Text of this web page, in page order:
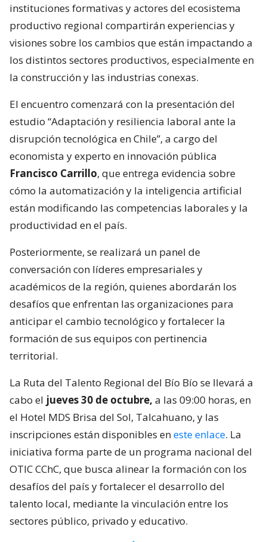
instituciones formativas y actores del ecosistema
productivo regional compartirán experiencias y
visiones sobre los cambios que están impactando a
los distintos sectores productivos, especialmente en
la construcción y las industrias conexas.
El encuentro comenzará con la presentación del
estudio “Adaptación y resiliencia laboral ante la
disrupción tecnológica en Chile”, a cargo del
economista y experto en innovación pública
Francisco Carrillo, que entrega evidencia sobre
cómo la automatización y la inteligencia artificial
están modificando las competencias laborales y la
productividad en el país.
Posteriormente, se realizará un panel de
conversación con líderes empresariales y
académicos de la región, quienes abordarán los
desafíos que enfrentan las organizaciones para
anticipar el cambio tecnológico y fortalecer la
formación de sus equipos con pertinencia
territorial.
La Ruta del Talento Regional del Bío Bío se llevará a
cabo el jueves 30 de octubre, a las 09:00 horas, en
el Hotel MDS Brisa del Sol, Talcahuano, y las
inscripciones están disponibles eneste enlace. La
iniciativa forma parte de un programa nacional del
OTIC CChC, que busca alinear la formación con los
desafíos del país y fortalecer el desarrollo del
talento local, mediante la vinculación entre los
sectores público, privado y educativo.